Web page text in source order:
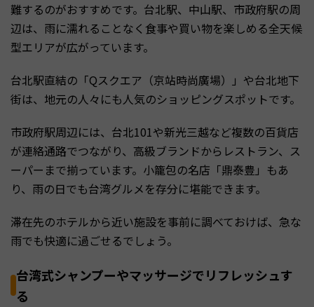
難するのがおすすめです。台北駅、中山駅、市政府駅の周
辺は、雨に濡れることなく食事や買い物を楽しめる全天候
型エリアが広がっています。
台北駅直結の「Qスクエア（京站時尚廣場）」や台北地下
街は、地元の人々にも人気のショッピングスポットです。
市政府駅周辺には、台北101や新光三越など複数の百貨店
が連絡通路でつながり、高級ブランドからレストラン、ス
ーパーまで揃っています。小籠包の名店「鼎泰豊」もあ
り、雨の日でも台湾グルメを存分に堪能できます。
滞在先のホテルから近い施設を事前に調べておけば、急な
雨でも快適に過ごせるでしょう。
台湾式シャンプーやマッサージでリフレッシュす
る